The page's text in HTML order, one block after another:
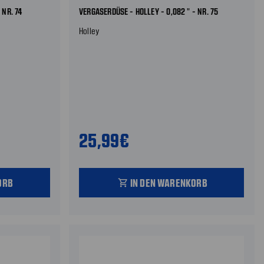
74
VERGASERDÜSE - HOLLEY - 0,082 " - NR. 75
Holley
25,99€
shopping_cart IN DEN WARENKORB